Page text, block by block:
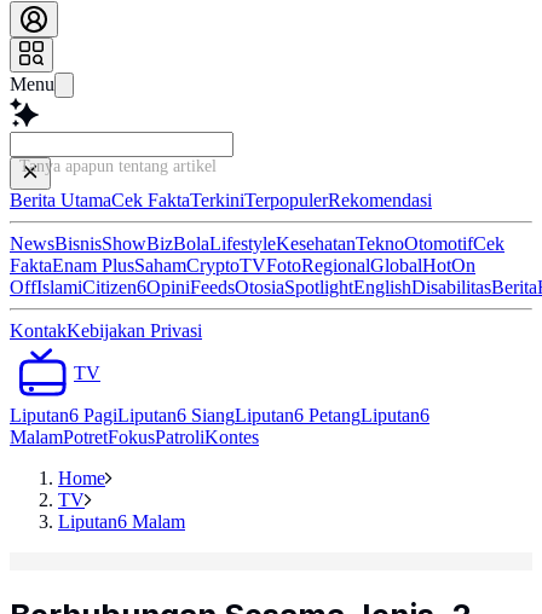
Menu
Tanya apapun tentang artikel ini...
Berita UtamaCek FaktaTerkiniTerpopulerRekomendasi
NewsBisnisShowBizBolaLifestyleKesehatanTeknoOtomotifCek
FaktaEnam PlusSahamCryptoTVFotoRegionalGlobalHotOn
OffIslamiCitizen6OpiniFeedsOtosiaSpotlightEnglishDisabilitasBerita
KontakKebijakan Privasi
TV
Liputan6 PagiLiputan6 SiangLiputan6 PetangLiputan6
MalamPotretFokusPatroliKontes
Home
TV
Liputan6 Malam